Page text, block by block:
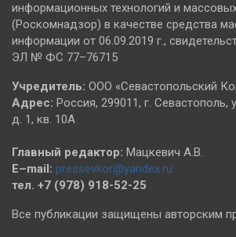
информационных технологий и
(Роскомнадзор) в качестве средства
информации от 06.09.2019 г.,
ЭЛ № ФС 77–76715
Учредитель: ООО «Севастопольский
Адрес: Россия, 299011, г. Севастополь,
д. 1, кв. 10А
Главный редактор: Мацкевич А.В.
E–mail: pressevkor@yandex.ru
тел. +7 (978) 918-52-25
Все публикации защищены авторским